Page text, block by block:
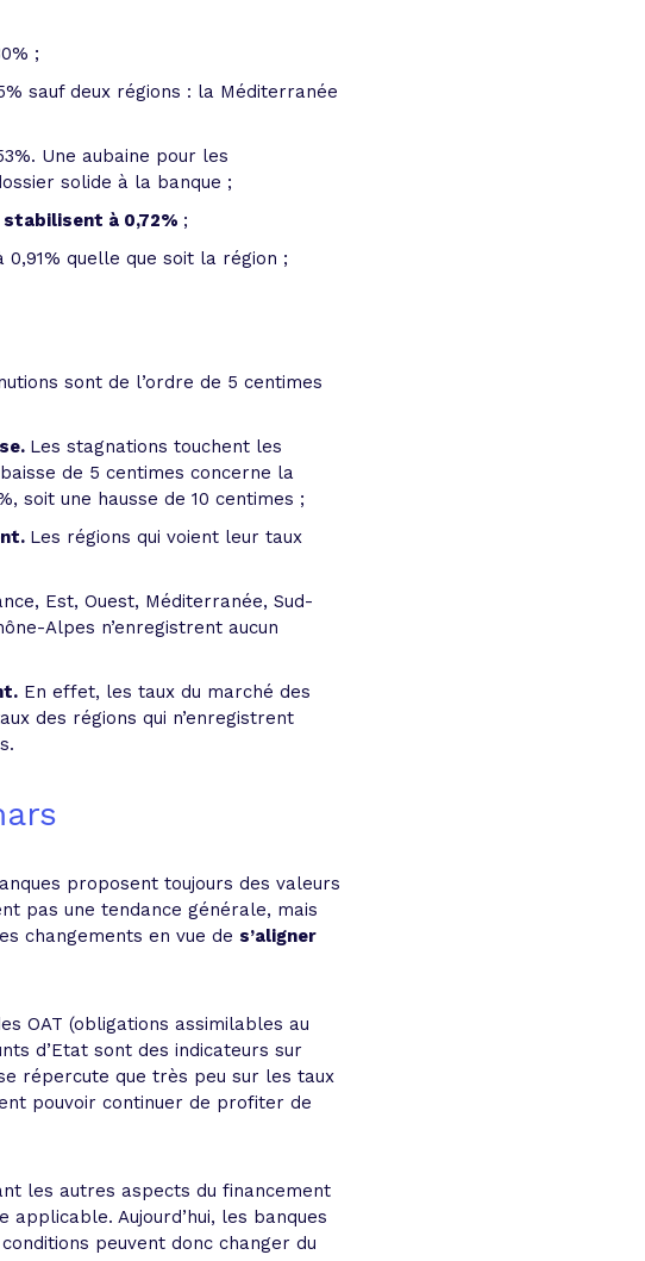
;
sauf deux régions : la Méditerranée
Une aubaine pour les
solide à la banque ;
à 0,72% ;
quelle que soit la région ;
sont de l’ordre de 5 centimes
Les stagnations touchent les
de 5 centimes concerne la
soit une hausse de 10 centimes ;
Les régions qui voient leur taux
Est, Ouest, Méditerranée, Sud-
Alpes n’enregistrent aucun
En effet, les taux du marché des
des régions qui n’enregistrent
proposent toujours des valeurs
pas une tendance générale, mais
changements en vue de s’aligner
OAT (obligations assimilables au
d’Etat sont des indicateurs sur
répercute que très peu sur les taux
pouvoir continuer de profiter de
les autres aspects du financement
Aujourd’hui, les banques
peuvent donc changer du